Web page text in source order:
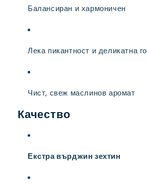
Балансиран и хармоничен
Лека пикантност и деликатна
Чист, свеж маслинов аромат
Качество
Екстра върджин зехтин